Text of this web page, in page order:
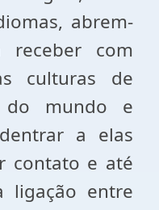
abrem-
com
culturas de
do mundo e
a elas
contato e até
ligação entre